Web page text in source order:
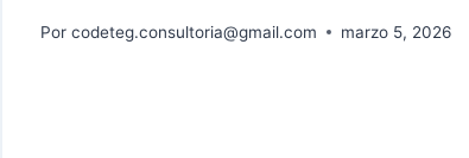
Por codeteg.consultoria@gmail.com marzo 5, 2026